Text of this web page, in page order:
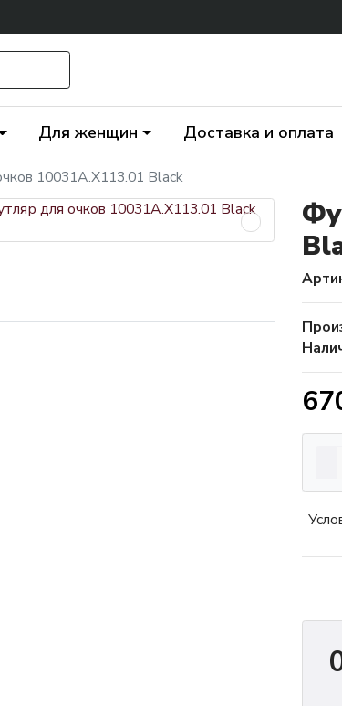
Для женщин Доставка и оплата
10031A.X113.01 Black